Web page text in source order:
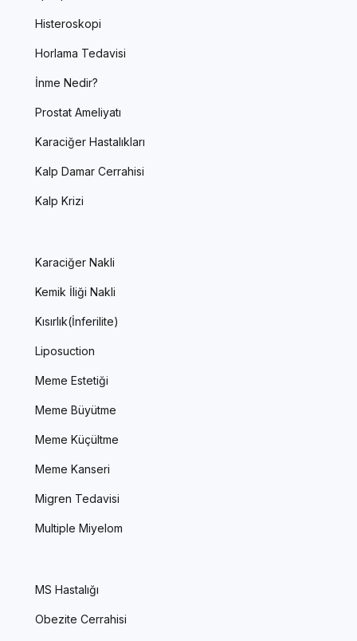
Histeroskopi
Horlama Tedavisi
İnme Nedir?
Prostat Ameliyatı
Karaciğer Hastalıkları
Kalp Damar Cerrahisi
Kalp Krizi
Karaciğer Nakli
Kemik İliği Nakli
Kısırlık(İnferilite)
Liposuction
Meme Estetiği
Meme Büyütme
Meme Küçültme
Meme Kanseri
Migren Tedavisi
Multiple Miyelom
MS Hastalığı
Obezite Cerrahisi